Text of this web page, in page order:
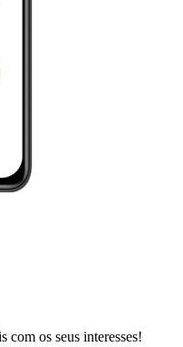
com os seus interesses!